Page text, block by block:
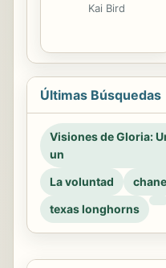
Kai Bird
Últimas Búsquedas
Visiones de Gloria:
un
La voluntad
texas longhorns